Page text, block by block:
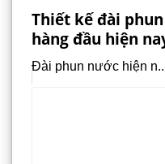
Thiết kế đài
hàng đầu hiện
Đài phun nước hiện